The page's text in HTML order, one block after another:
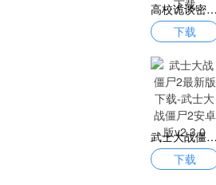
高校诡谈密室逃脱手机版下载-高校诡谈游戏v1.1下载
下载
武士大战僵尸2最新版下载-武士大战僵尸2安卓版v2.3.0
下载